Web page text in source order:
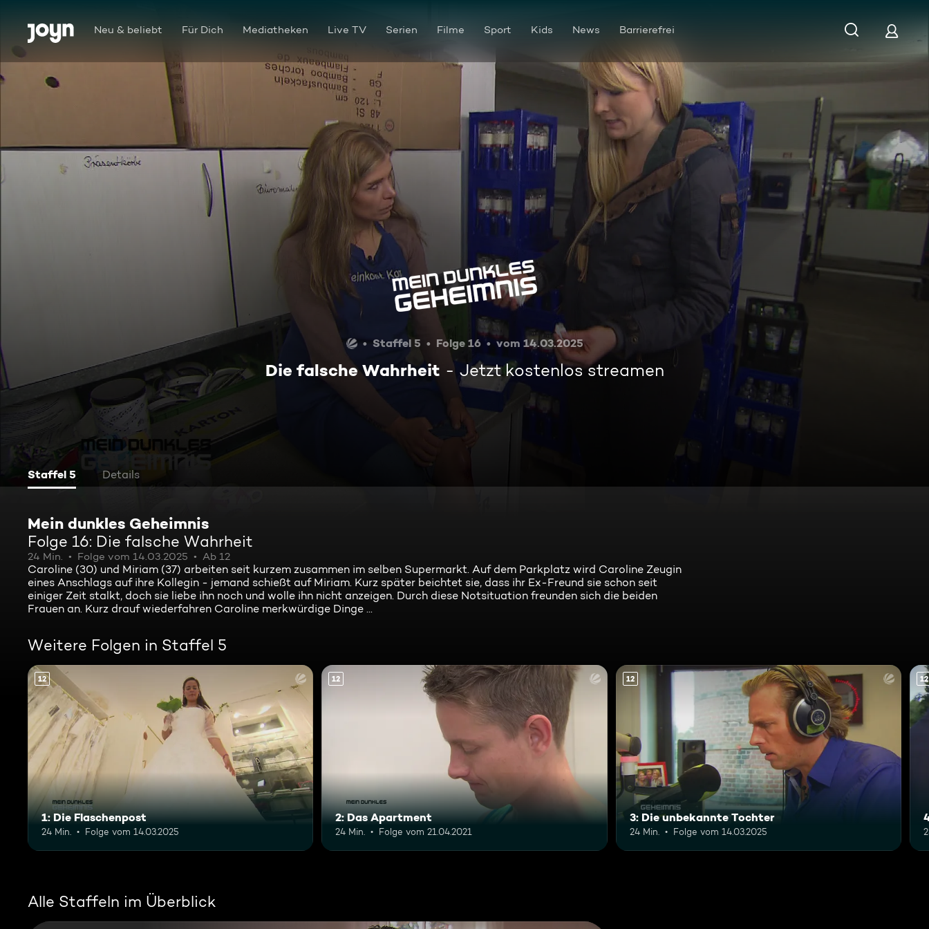
Zum Inhalt springen
Barrierefrei Neu & beliebt Für Dich Mediatheken Live TV Serien Filme Sport Kids News Barrierefrei
Die falsche Wahrheit
Staffel 5 Folge 16 vom 14.03.2025
Die falsche Wahrheit Jetzt kostenlos streamen
Staffel 5 Details
Mein dunkles Geheimnis
Folge 16: Die falsche Wahrheit
24 Min. Folge vom 14.03.2025 Ab 12
Caroline (30) und Miriam (37) arbeiten seit kurzem zusammen im selben Supermarkt. Auf dem Parkplatz wird Caroline Zeugin
eines Anschlags auf ihre Kollegin - jemand schießt auf Miriam. Kurz später beichtet sie, dass ihr Ex-Freund sie schon seit
einiger Zeit stalkt, doch sie liebe ihn noch und wolle ihn nicht anzeigen. Durch diese Notsituation freunden sich die beiden
Frauen an. Kurz drauf wiederfahren Caroline merkwürdige Dinge ...
Weitere Folgen in Staffel 5
12
1: Die Flaschenpost
24 Min. Folge vom 14.03.2025
12
2: Das Apartment
24 Min. Folge vom 21.04.2021
12
3: Die unbekannte Tochter
24 Min. Folge vom 14.03.2025
12
Alle Staffeln im Überblick